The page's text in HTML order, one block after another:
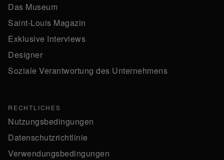
Das Museum
Saint-Louis Magazin
Exklusive Interviews
Designer
Soziale Verantwortung des Unternehmens
RECHTLICHES
Nutzungsbedingungen
Datenschutzrichtlinie
Verwendungsbedingungen